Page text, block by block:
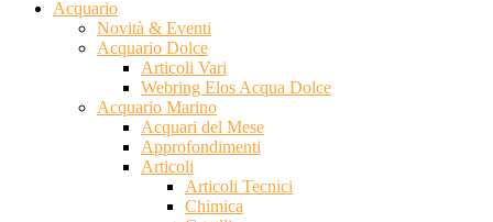
Acquario
Novità & Eventi
Acquario Dolce
Articoli Vari
Webring Elos Acqua Dolce
Acquario Marino
Acquari del Mese
Approfondimenti
Articoli
Articoli Tecnici
Chimica